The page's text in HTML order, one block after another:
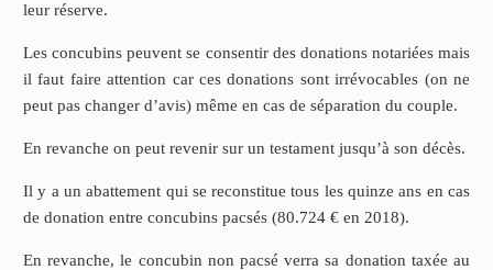
leur réserve.
Les concubins peuvent se consentir des donations notariées mais
il faut faire attention car ces donations sont irrévocables (on ne
peut pas changer d’avis) même en cas de séparation du couple.
En revanche on peut revenir sur un testament jusqu’à son décès.
Il y a un abattement qui se reconstitue tous les quinze ans en cas
de donation entre concubins pacsés (80.724 € en 2018).
En revanche, le concubin non pacsé verra sa donation taxée au